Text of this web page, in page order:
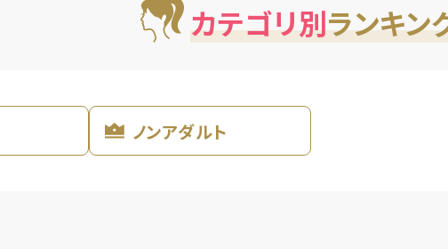
カテゴリ別ランキン
ノンアダルト